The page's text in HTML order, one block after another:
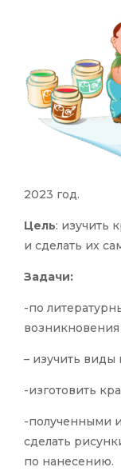
2023 год.
Цель: изучить
и сделать их
Задачи:
-по
– изучить виды
-изготовить
-полученными
сделать
по нанесению.